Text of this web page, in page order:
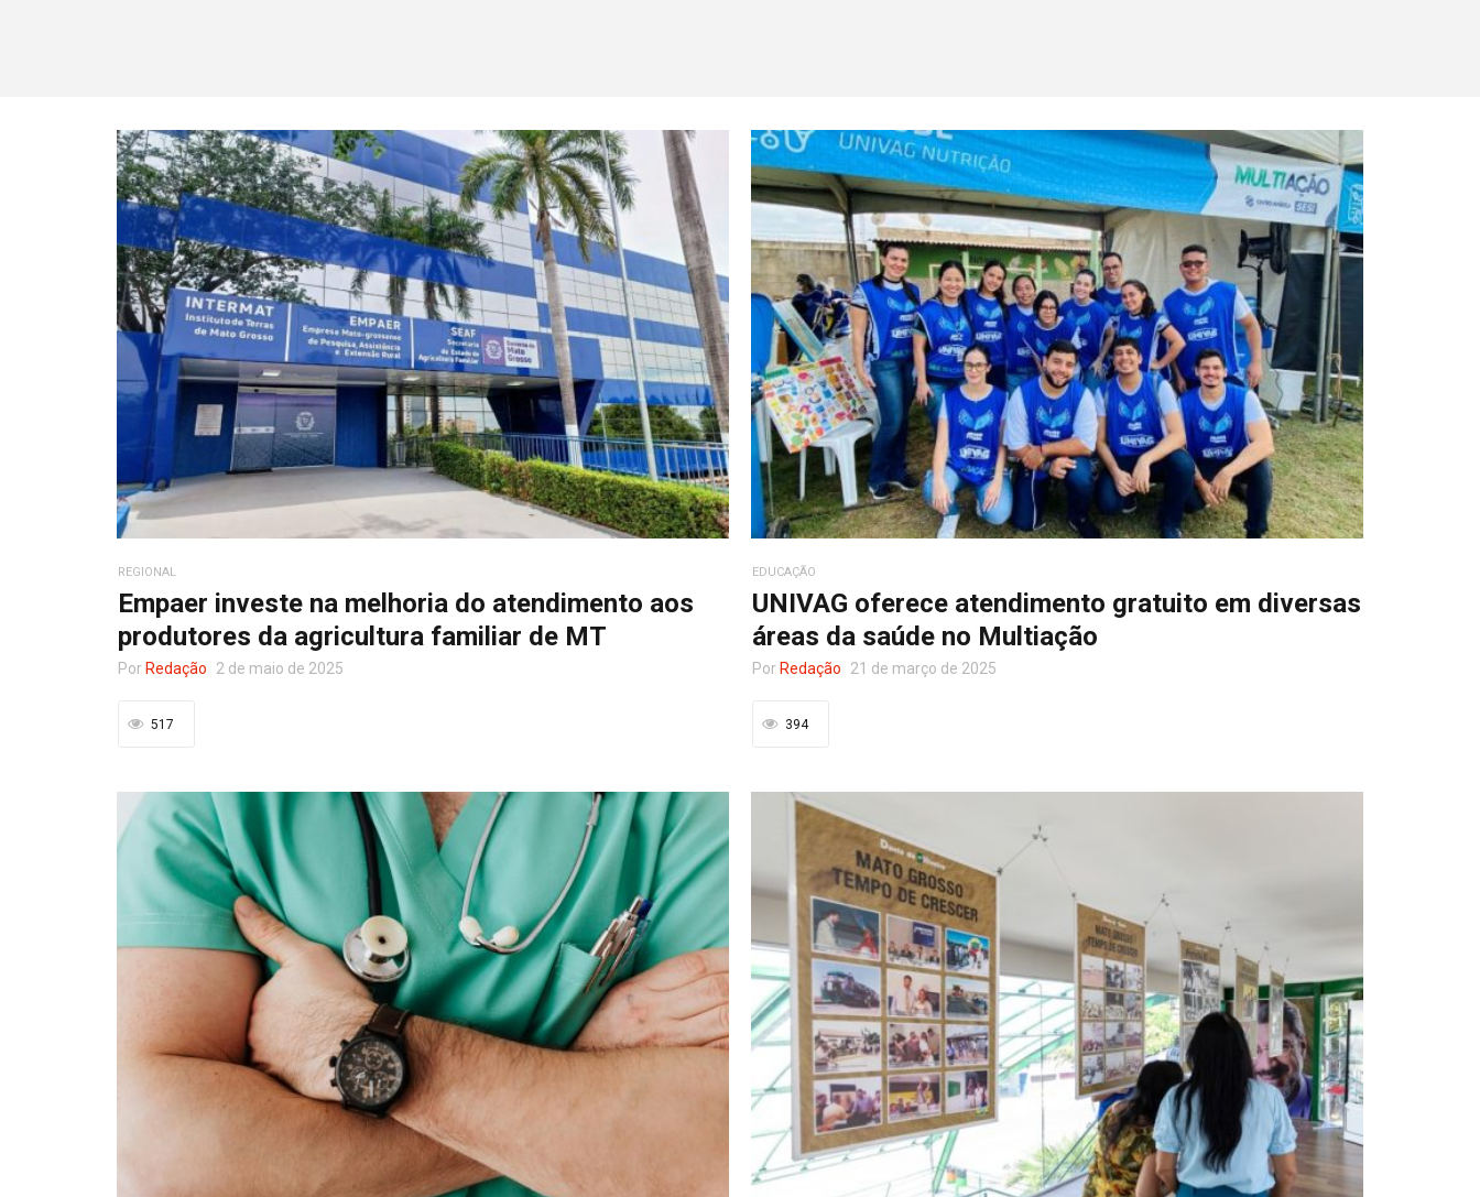
REGIONAL
Empaer investe na melhoria do atendimento aos
produtores da agricultura familiar de MT
Por Redação 2 de maio de 2025
517
EDUCAÇÃO
UNIVAG oferece atendimento gratuito em diversas
áreas da saúde no Multiação
Por Redação 21 de março de 2025
394